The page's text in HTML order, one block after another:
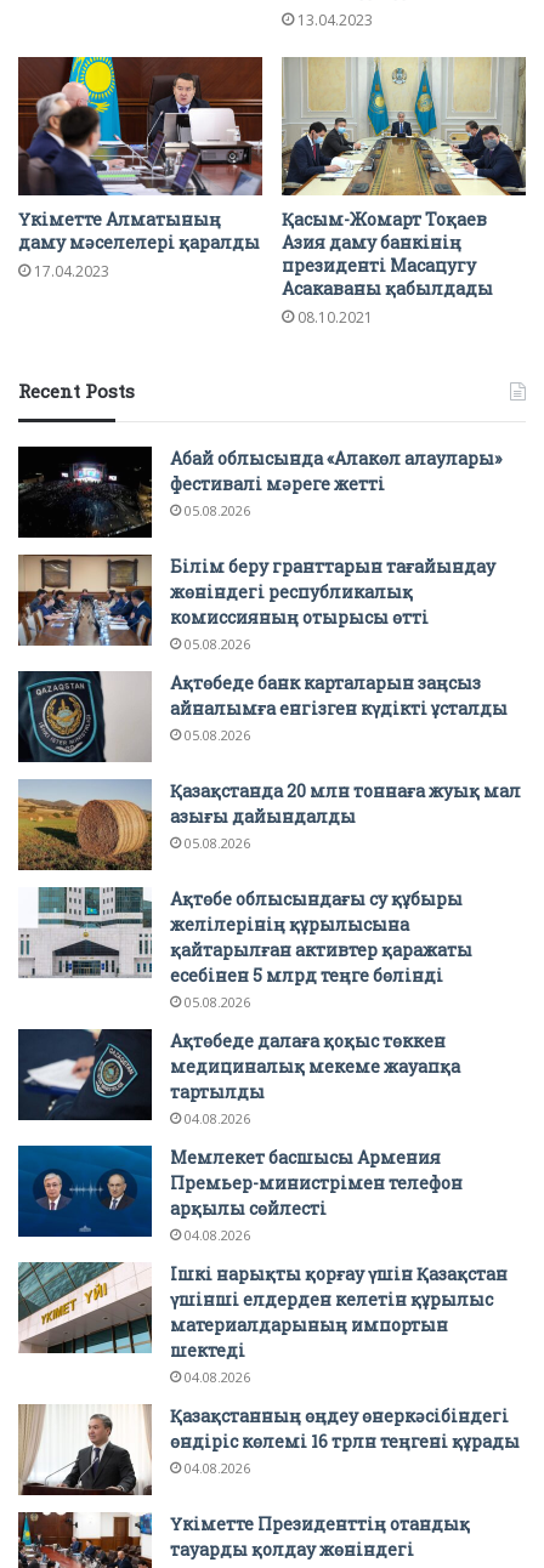
13.04.2023
Үкіметте Алматының
даму мәселелері қаралды
17.04.2023
Қасым-Жомарт Тоқаев
Азия даму банкінің
президенті Масацугу
Асакаваны қабылдады
08.10.2021
Recent Posts
Абай облысында «Алакөл алаулары»
фестивалі мәреге жетті
05.08.2026
Білім беру гранттарын тағайындау
жөніндегі республикалық
комиссияның отырысы өтті
05.08.2026
Ақтөбеде банк карталарын заңсыз
айналымға енгізген күдікті ұсталды
05.08.2026
Қазақстанда 20 млн тоннаға жуық мал
азығы дайындалды
05.08.2026
Ақтөбе облысындағы су құбыры
желілерінің құрылысына
қайтарылған активтер қаражаты
есебінен 5 млрд теңге бөлінді
05.08.2026
Ақтөбеде далаға қоқыс төккен
медициналық мекеме жауапқа
тартылды
04.08.2026
Мемлекет басшысы Армения
Премьер-министрімен телефон
арқылы сөйлесті
04.08.2026
Ішкі нарықты қорғау үшін Қазақстан
үшінші елдерден келетін құрылыс
материалдарының импортын
шектеді
04.08.2026
Қазақстанның өңдеу өнеркәсібіндегі
өндіріс көлемі 16 трлн теңгені құрады
04.08.2026
Үкіметте Президенттің отандық
тауарды қолдау жөніндегі